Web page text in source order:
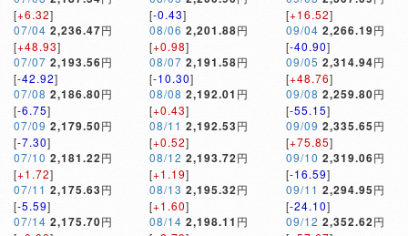
[+6.32]
07/04 2,236.47円
[+48.93]
07/07 2,193.56円
[-42.92]
07/08 2,186.80円
[-6.75]
07/09 2,179.50円
[-7.30]
07/10 2,181.22円
[+1.72]
07/11 2,175.63円
[-5.59]
07/14 2,175.70円
[-0.43]
08/06 2,201.88円
[+0.98]
08/07 2,191.58円
[-10.30]
08/08 2,192.01 円
[+0.43]
08/11 2,192.53円
[+0.52]
08/12 2,193.72円
[+1.19]
08/13 2,195.32円
[+1.60]
08/14 2,198.11 円
[+16.52]
09/04 2,266.19円
[-40.90]
09/05 2,314.94円
[+48.76]
09/08 2,259.80円
[-55.15]
09/09 2,335.65円
[+75.85]
09/10 2,319.06円
[-16.59]
09/11 2,294.95円
[-24.10]
09/12 2,352.62円